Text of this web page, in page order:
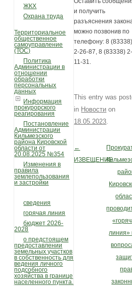
ЖКХ
Охрана труда
Территориальное
общественное
самоуправление
(ТОС)
Политика
Администрации в
отношении
обработки
персональных
данных
Информация
прокурорского
реагирования
Постановление
Администрации
Кильмезского
района Кировской
области от
20.08.2025 №354
Изменения в
правила
землепользования
и застройки
сведения
горячая линия
бюджет 2026-
2028
о предстоящем
предоставлении
земельных участков
в собственность для
ведения личного
подсобного
хозяйства в границе
населенного пункта.
и получить
разъяснения
можно позвонив по
телефону: 8 (83338)
2-26-87, 8 (83338) 2-
11-31.
This entry was
in Новости on
18.05.2023
Post navigation
←
ИЗВЕЩЕНИЕ
линия»